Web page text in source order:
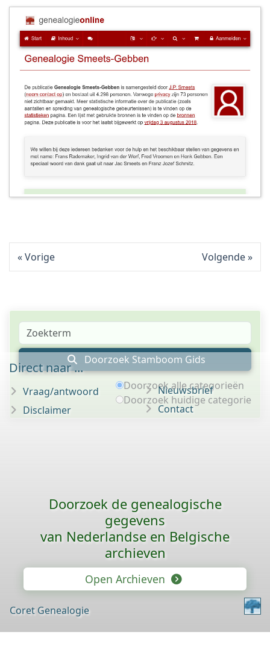
Vorige Volgende
Doorzoek Stamboom Gids
Doorzoek alle categorieën
Doorzoek huidige categorie
Direct naar ...
Vraag/antwoord
Disclaimer
Nieuwsbrief
Contact
Doorzoek de genealogische
gegevens
van Nederlandse en Belgische
archieven
Open Archieven
Coret Genealogie